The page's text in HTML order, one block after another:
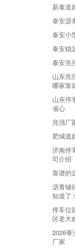
新泰道
泰安沥
泰安小
泰安稳
泰安兆
山东兆
哪家靠
山东停
省心
兆强厂
肥城道
济南停
司介绍
靠谱的
沥青铺
知道了！
停车位
区老大
2026泰
厂家